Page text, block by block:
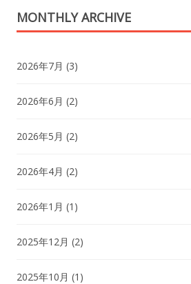
MONTHLY ARCHIVE
2026年7月 (3)
2026年6月 (2)
2026年5月 (2)
2026年4月 (2)
2026年1月 (1)
2025年12月 (2)
2025年10月 (1)